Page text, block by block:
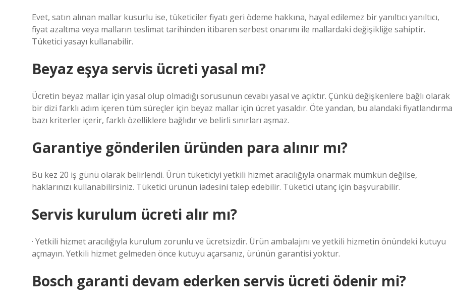
Evet, satın alınan mallar kusurlu ise, tüketiciler fiyatı geri ödeme hakkına, hayal edilemez bir yanıltıcı yanıltıcı,
fiyat azaltma veya malların teslimat tarihinden itibaren serbest onarımı ile mallardaki değişikliğe sahiptir.
Tüketici yasayı kullanabilir.
Beyaz eşya servis ücreti yasal mı?
Ücretin beyaz mallar için yasal olup olmadığı sorusunun cevabı yasal ve açıktır. Çünkü değişkenlere bağlı olarak
bir dizi farklı adım içeren tüm süreçler için beyaz mallar için ücret yasaldır. Öte yandan, bu alandaki fiyatlandırma
bazı kriterler içerir, farklı özelliklere bağlıdır ve belirli sınırları aşmaz.
Garantiye gönderilen üründen para alınır mı?
Bu kez 20 iş günü olarak belirlendi. Ürün tüketiciyi yetkili hizmet aracılığıyla onarmak mümkün değilse,
haklarınızı kullanabilirsiniz. Tüketici ürünün iadesini talep edebilir. Tüketici utanç için başvurabilir.
Servis kurulum ücreti alır mı?
· Yetkili hizmet aracılığıyla kurulum zorunlu ve ücretsizdir. Ürün ambalajını ve yetkili hizmetin önündeki kutuyu
açmayın. Yetkili hizmet gelmeden önce kutuyu açarsanız, ürünün garantisi yoktur.
Bosch garanti devam ederken servis ücreti ödenir mi?